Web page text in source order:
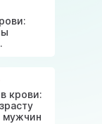
крови: